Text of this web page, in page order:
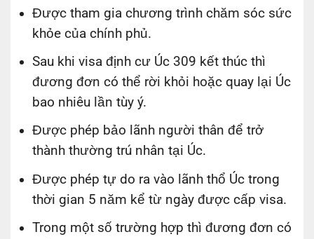
Được tham gia chương trình chăm sóc sức
khỏe của chính phủ.
Sau khi visa định cư Úc 309 kết thúc thì
đương đơn có thể rời khỏi hoặc quay lại Úc
bao nhiêu lần tùy ý.
Được phép bảo lãnh người thân để trở
thành thường trú nhân tại Úc.
Được phép tự do ra vào lãnh thổ Úc trong
thời gian 5 năm kể từ ngày được cấp visa.
Trong một số trường hợp thì đương đơn có